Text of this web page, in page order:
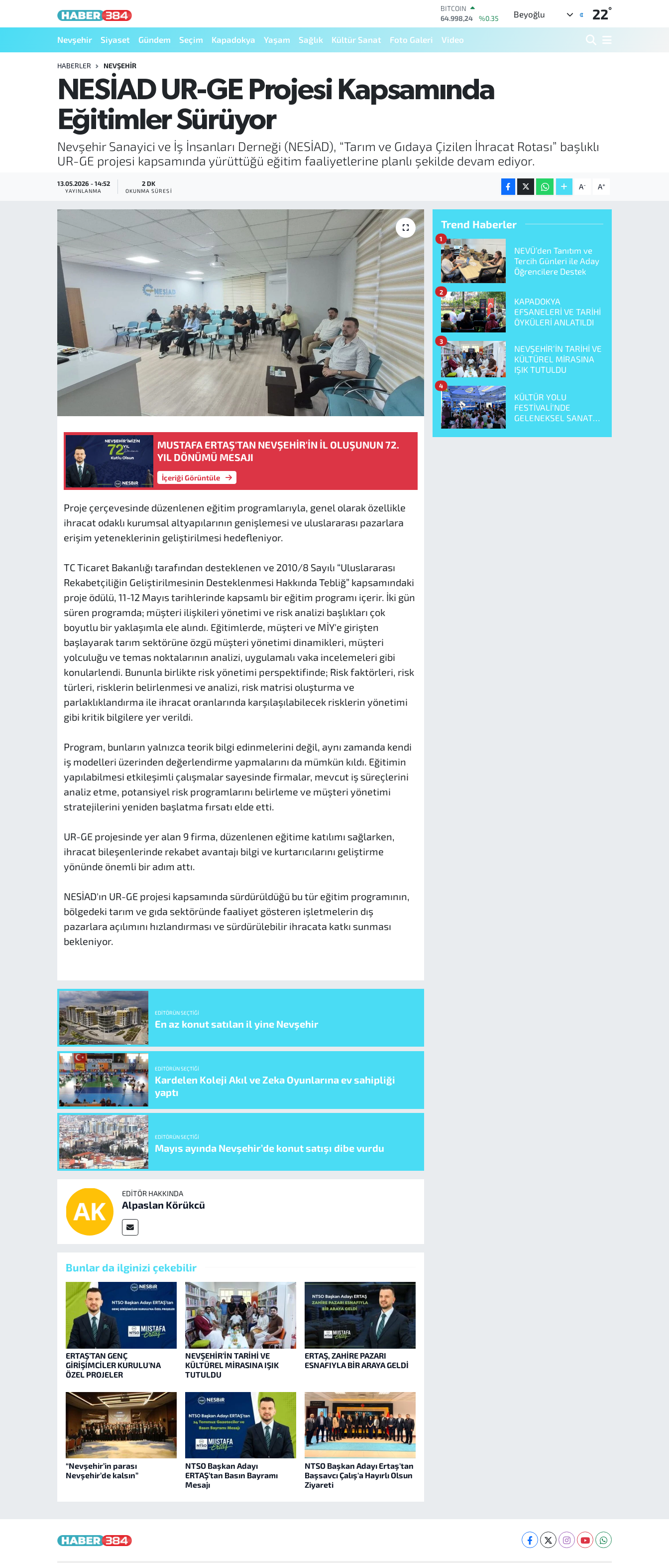
BITCOIN
64.998,24
%0.35
DOLAR
EURO
55,2510
%0.32
GRAM ALTIN
6660.55
%0.03
Beyoğlu 22°
Nevşehir Siyaset Gündem Seçim Kapadokya Yaşam Sağlık Kültür Sanat Foto Galeri Video
HABERLER NEVŞEHIR
NESİAD UR-GE Projesi Kapsamında
Eğitimler Sürüyor
Nevşehir Sanayici ve İş İnsanları Derneği (NESİAD), “Tarım ve Gıdaya Çizilen İhracat Rotası” başlıklı
UR-GE projesi kapsamında yürüttüğü eğitim faaliyetlerine planlı şekilde devam ediyor.
13.05.2026 - 14:52
YAYINLANMA
2 DK
OKUNMA SÜRESI A- A+
MUSTAFA ERTAŞ'TAN NEVŞEHİR'İN İL OLUŞUNUN 72.
YIL DÖNÜMÜ MESAJI
İçeriği Görüntüle
Proje çerçevesinde düzenlenen eğitim programlarıyla, genel olarak özellikle
ihracat odaklı kurumsal altyapılarının genişlemesi ve uluslararası pazarlara
erişim yeteneklerinin geliştirilmesi hedefleniyor.
TC Ticaret Bakanlığı tarafından desteklenen ve 2010/8 Sayılı “Uluslararası
Rekabetçiliğin Geliştirilmesinin Desteklenmesi Hakkında Tebliğ” kapsamındaki
proje ödülü, 11-12 Mayıs tarihlerinde kapsamlı bir eğitim programı içerir. İki gün
süren programda; müşteri ilişkileri yönetimi ve risk analizi başlıkları çok
boyutlu bir yaklaşımla ele alındı. Eğitimlerde, müşteri ve MİY'e girişten
başlayarak tarım sektörüne özgü müşteri yönetimi dinamikleri, müşteri
yolculuğu ve temas noktalarının analizi, uygulamalı vaka incelemeleri gibi
konularlendi. Bununla birlikte risk yönetimi perspektifinde; Risk faktörleri, risk
türleri, risklerin belirlenmesi ve analizi, risk matrisi oluşturma ve
parlaklıklandırma ile ihracat oranlarında karşılaşılabilecek risklerin yönetimi
gibi kritik bilgilere yer verildi.
Program, bunların yalnızca teorik bilgi edinmelerini değil, aynı zamanda kendi
iş modelleri üzerinden değerlendirme yapmalarını da mümkün kıldı. Eğitimin
yapılabilmesi etkileşimli çalışmalar sayesinde firmalar, mevcut iş süreçlerini
analiz etme, potansiyel risk programlarını belirleme ve müşteri yönetimi
stratejilerini yeniden başlatma fırsatı elde etti.
UR-GE projesinde yer alan 9 firma, düzenlenen eğitime katılımı sağlarken,
ihracat bileşenlerinde rekabet avantajı bilgi ve kurtarıcılarını geliştirme
yönünde önemli bir adım attı.
NESİAD'ın UR-GE projesi kapsamında sürdürüldüğü bu tür eğitim programının,
bölgedeki tarım ve gıda sektöründe faaliyet gösteren işletmelerin dış
pazarlara açılımını hızlandırması ve sürdürülebilir ihracata katkı sunması
bekleniyor.
EDITÖRÜN SEÇTIĞI
En az konut satılan il yine Nevşehir
EDITÖRÜN SEÇTIĞI
Kardelen Koleji Akıl ve Zeka Oyunlarına ev sahipliği
yaptı
EDITÖRÜN SEÇTIĞI
Mayıs ayında Nevşehir’de konut satışı dibe vurdu
EDITÖR HAKKINDA
Alpaslan Körükcü
Bunlar da ilginizi çekebilir
ERTAŞ’TAN GENÇ
GİRİŞİMCİLER KURULU’NA
ÖZEL PROJELER
NEVŞEHİR’İN TARİHİ VE
KÜLTÜREL MİRASINA IŞIK
TUTULDU
ERTAŞ, ZAHİRE PAZARI
ESNAFIYLA BİR ARAYA GELDİ
“Nevşehir’in parası
Nevşehir’de kalsın”
NTSO Başkan Adayı
ERTAŞ’tan Basın Bayramı
Mesajı
NTSO Başkan Adayı Ertaş'tan
Başsavcı Çalış'a Hayırlı Olsun
Ziyareti
Trend Haberler
NEVÜ’den Tanıtım ve
Tercih Günleri ile Aday
Öğrencilere Destek
1
KAPADOKYA
EFSANELERİ VE TARİHİ
ÖYKÜLERİ ANLATILDI
2
NEVŞEHİR’İN TARİHİ VE
KÜLTÜREL MİRASINA
IŞIK TUTULDU
3
KÜLTÜR YOLU
FESTİVALİ’NDE
GELENEKSEL SANAT
4
Nöbetçi Eczaneler
Hava Durumu
Trafik Durumu
Süper Lig Puan Durumu ve Fikstür
Tüm Manşetler
Son Dakika Haberleri
Haber Arşivi